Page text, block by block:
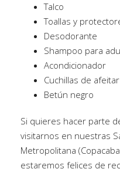
Talco
Toallas y
Desodorante
Shampoo para
Acondicionador
Cuchillas de afeitar
Betún negro
Si quieres hacer parte
visitarnos en nuestras
Metropolitana
estaremos felices de